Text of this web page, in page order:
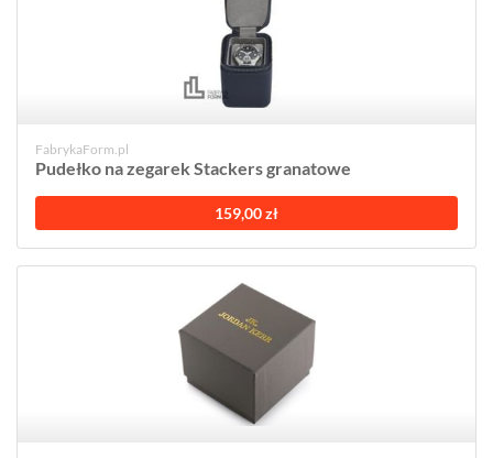
FabrykaForm.pl
Pudełko na zegarek Stackers granatowe
159,00 zł